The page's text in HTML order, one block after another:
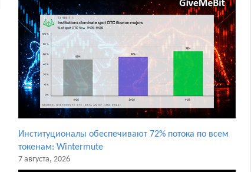
Институционалы обеспечивают 72% потока по всем
токенам: Wintermute
7 августа, 2026